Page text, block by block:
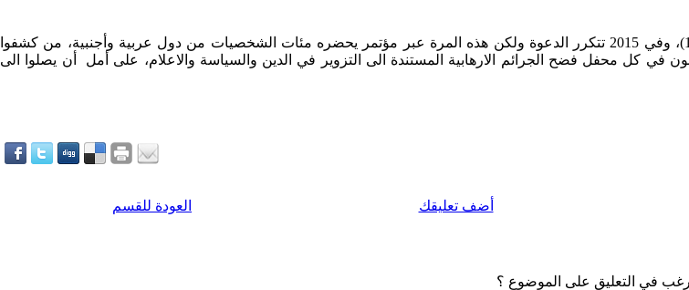
من سورية خرجت أول دعوة للمجتمع الدولي لتعريف ومكافحة الارهاب بشكل جدي(1986)، وفي 2015 تتكرر الدعوة ولكن هذه المرة عبر مؤتمر يحضره مئات الشخصيات من دول عربية وأجنبية، من كشفوا
في كل محفل فضح الجرائم الارهابية المستندة الى التزوير في الدين والسياسة والاعلام، على أمل أن يصلوا الى
العودة للقسم أضف تعليقك
في التعليق على الموضوع ؟